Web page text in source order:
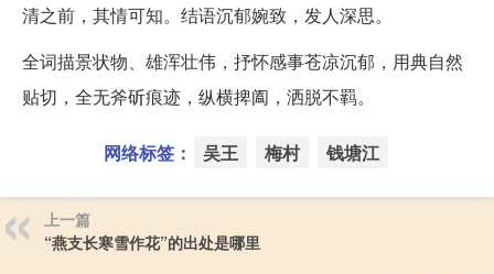
清之前，其情可知。结语沉郁婉致，发人深思。
全词描景状物、雄浑壮伟，抒怀感事苍凉沉郁，用典自然
贴切，全无斧斫痕迹，纵横捭阖，洒脱不羁。
网络标签： 吴王 梅村 钱塘江
上一篇
“燕支长寒雪作花”的出处是哪里